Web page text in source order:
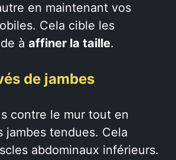
en maintenant vos
Cela cible les
à affiner la taille.
de jambes
contre le mur tout en
jambes tendues. Cela
abdominaux inférieurs.